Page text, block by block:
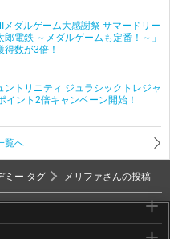
メダルゲーム大感謝祭 サマードリー
郎電鉄 ～メダルゲームも定番！～」
得数が3倍！
ントリニティ ジュラシックトレジャ
イント2倍キャンペーン開始！
覧へ
ミー タグ メリファさんの投稿